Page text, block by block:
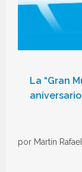
La “Gran
por Martín